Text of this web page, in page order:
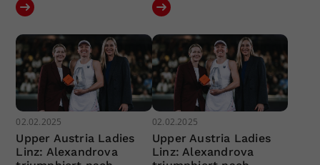
02.02.2025
Upper Austria Ladies
Linz: Alexandrova
02.02.2025
Upper Austria Ladies
Linz: Alexandrova